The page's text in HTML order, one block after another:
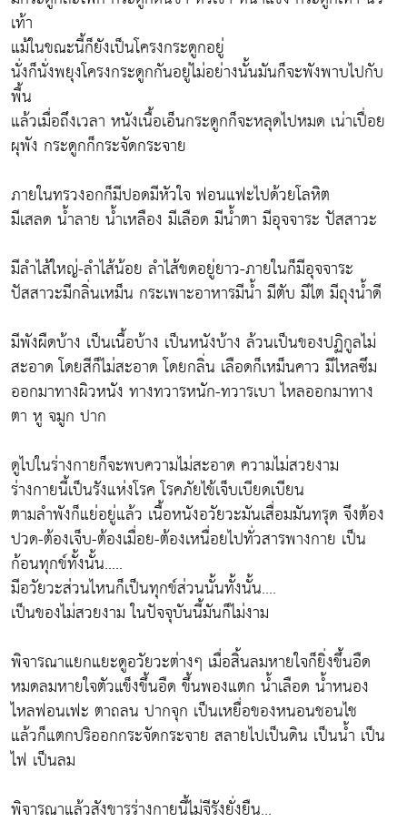
เท้า
แม้ในขณะนี้ก็ยังเป็นโครงกระดูกอยู่
นั่งก็นั่งพยุงโครงกระดูกกันอยู่ไม่อย่างนั้นมันก็จะพังพาบไปกับ
พื้น
แล้วเมื่อถึงเวลา หนังเนื้อเอ็นกระดูกก็จะหลุดไปหมด เน่าเปื่อย
ผุพัง กระดูกก็กระจัดกระจาย
ภายในทรวงอกก็มีปอดมีหัวใจ ฟอนแฟะไปด้วยโลหิต
มีเสลด น้ำลาย น้ำเหลือง มีเลือด มีน้ำตา มีอุจจาระ ปัสสาวะ
มีลำไส้ใหญ่-ลำไส้น้อย ลำไส้ขดอยู่ยาว-ภายในก็มีอุจจาระ
ปัสสาวะมีกลิ่นเหม็น กระเพาะอาหารมีน้ำ มีตับ มีไต มีถุงน้ำดี
มีพังผืดบ้าง เป็นเนื้อบ้าง เป็นหนังบ้าง ล้วนเป็นของปฏิกูลไม่
สะอาด โดยสีก็ไม่สะอาด โดยกลิ่น เลือดก็เหม็นคาว มีไหลซึม
ออกมาทางผิวหนัง ทางทวารหนัก-ทวารเบา ไหลออกมาทาง
ตา หู จมูก ปาก
ดูไปในร่างกายก็จะพบความไม่สะอาด ความไม่สวยงาม
ร่างกายนี้เป็นรังแห่งโรค โรคภัยไข้เจ็บเบียดเบียน
ตามลำพังก็แย่อยู่แล้ว เนื้อหนังอวัยวะมันเสื่อมมันทรุด จึงต้อง
ปวด-ต้องเจ็บ-ต้องเมื่อย-ต้องเหนื่อยไปทั่วสารพางกาย เป็น
ก้อนทุกข์ทั้งนั้น.....
มีอวัยวะส่วนไหนก็เป็นทุกข์ส่วนนั้นทั้งนั้น....
เป็นของไม่สวยงาม ในปัจจุบันนี้มันก็ไม่งาม
พิจารณาแยกแยะดูอวัยวะต่างๆ เมื่อสิ้นลมหายใจก็ยิ่งขึ้นอืด
หมดลมหายใจตัวแข็งขึ้นอืด ขึ้นพองแตก น้ำเลือด น้ำหนอง
ไหลฟอนเฟะ ตาถลน ปากจุก เป็นเหยื่อของหนอนชอนไช
แล้วก็แตกปริออกกระจัดกระจาย สลายไปเป็นดิน เป็นน้ำ เป็น
ไฟ เป็นลม
พิจารณาแล้วสังขารร่างกายนี้ไม่จีรังยั่งยืน...